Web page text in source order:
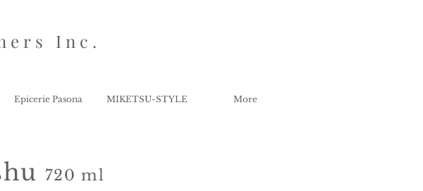
Inc.
Epicerie Pasona MIKETSU-STYLE More
720 ml